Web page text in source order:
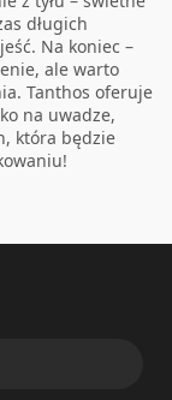
długich
Na koniec –
ale warto
Tanthos oferuje
na uwadze,
która będzie